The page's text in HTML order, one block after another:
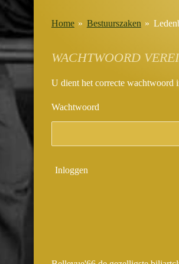
Home » Bestuurszaken »
WACHTWOORD
U dient het correcte wachtwoord
Wachtwoord
Inloggen